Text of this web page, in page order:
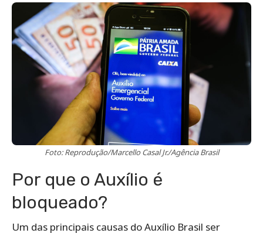
Foto: Reprodução/Marcello Casal Jr./Agência Brasil
Por que o Auxílio é
bloqueado?
Um das principais causas do Auxílio Brasil ser